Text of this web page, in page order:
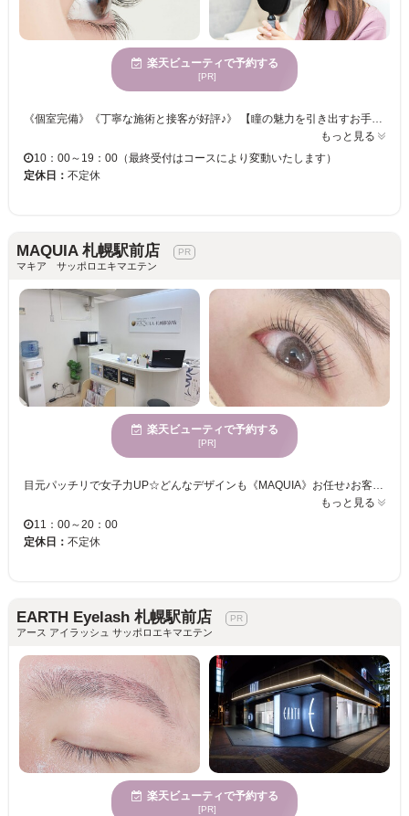
楽天ビューティで予約する
[PR]
《個室完備》《丁寧な施術と接客が好評♪》 【瞳の魅力を引き出すお手伝い☆アイリストのセンスが詰まった理想的なアイデザインに仕上げます♪】 お好みの本数をお選びください☆彡華やかなフサフサまつげでパッチリ目元が叶います♪♪ オフィスでも馴染むナチュラルな仕上がりで、オトナ女子を演出◎ 忙しい日々を忘れてゆったり” MAQUIA”でまったりまつエク体験をしませんか？
もっと見る
10：00～19：00（最終受付はコースにより変動いたします）
定休日： 不定休
MAQUIA 札幌駅前店
マキア サッポロエキマエテン
楽天ビューティで予約する
[PR]
目元パッチリで女子力UP☆どんなデザインも《MAQUIA》お任せ♪お客様のお仕事や普段の生活に合わせて、ナチュラルからボリュームUPまでプロがご提案致します！！エクステの種類が豊富＆高技術者の施術で満足度は◎“モチの良さ＆リーズナブルな価格”も自慢なので、『パッチリeye』がずっと続く★《MAQUIA》で輝く目元を手に入れてみませんか？
もっと見る
11：00～20：00
定休日： 不定休
EARTH Eyelash 札幌駅前店
アース アイラッシュ サッポロエキマエテン
楽天ビューティで予約する
[PR]